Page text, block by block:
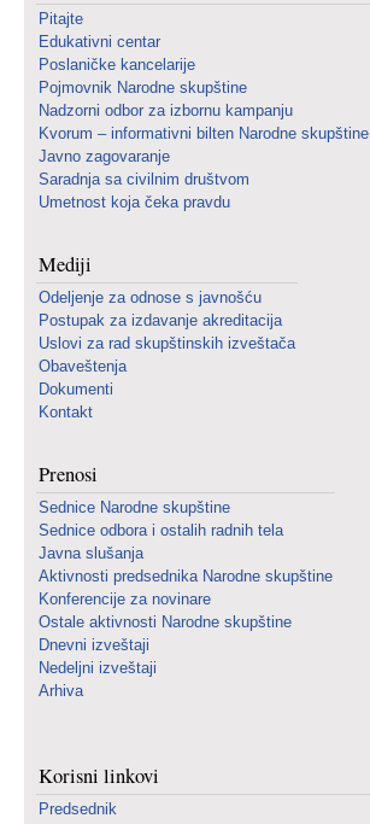
Pitajte
Edukativni centar
Poslaničke kancelarije
Pojmovnik Narodne skupštine
Nadzorni odbor za izbornu kampanju
Kvorum – informativni bilten Narodne skupštine
Javno zagovaranje
Saradnja sa civilnim društvom
Umetnost koja čeka pravdu
Mediji
Odeljenje za odnose s javnošću
Postupak za izdavanje akreditacija
Uslovi za rad skupštinskih izveštača
Obaveštenja
Dokumenti
Kontakt
Prenosi
Sednice Narodne skupštine
Sednice odbora i ostalih radnih tela
Javna slušanja
Aktivnosti predsednika Narodne skupštine
Konferencije za novinare
Ostale aktivnosti Narodne skupštine
Dnevni izveštaji
Nedeljni izveštaji
Arhiva
Korisni linkovi
Predsednik